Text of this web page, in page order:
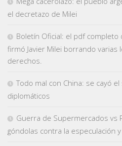
el decretazo de Milei
Boletín Oficial: el pdf completo
firmó Javier Milei borrando varias
derechos.
Todo mal con China: se cayó
diplomáticos
Guerra de Supermercados vs
góndolas contra la especulación